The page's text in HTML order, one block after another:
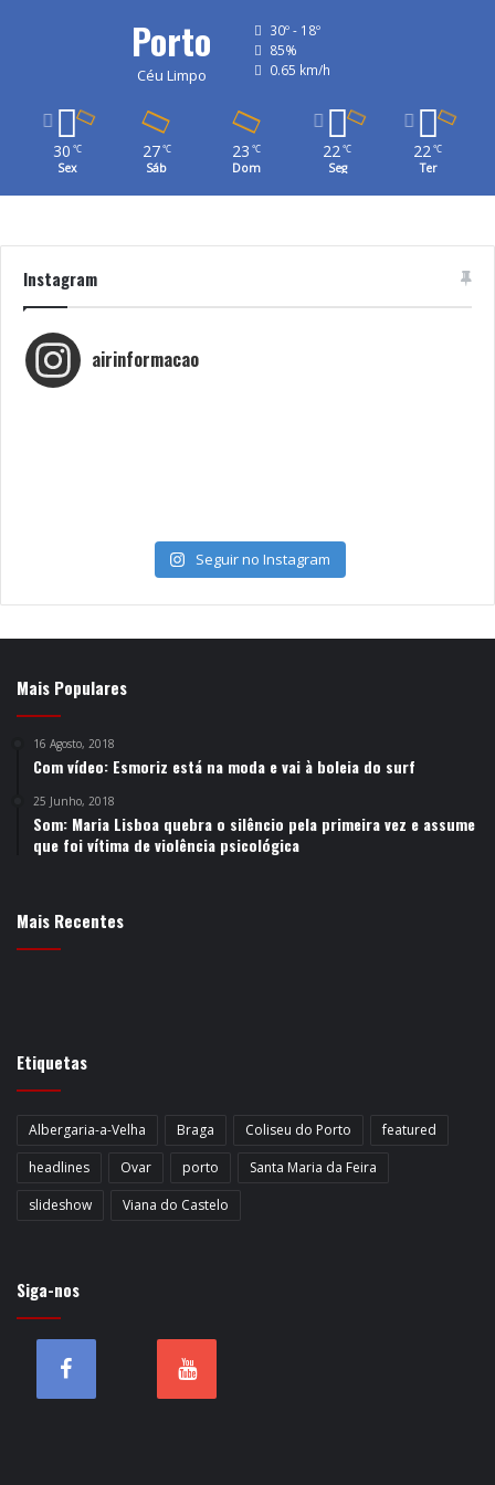
Luís Portela Ronald McDonald
Porto
Céu Limpo
30º - 18º
85%
0.65 km/h
30 ℃
Sex
27 ℃
Sáb
23 ℃
Dom
22℃
Seg
22℃
Ter
Instagram
airinformacao
Seguir no Instagram
Mais Populares
16 Agosto, 2018
Com vídeo: Esmoriz está na moda e vai à boleia do surf
25 Junho, 2018
Som: Maria Lisboa quebra o silêncio pela primeira vez e assume
que foi vítima de violência psicológica
Mais Recentes
Etiquetas
Albergaria-a-Velha Braga Coliseu do Porto
featured
headlines
Ovar porto
Santa Maria da Feira
slideshow
Viana do Castelo
Siga-nos